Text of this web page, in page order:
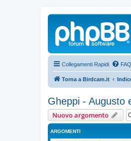
Collegamenti Rapidi FAQ
Torna a Birdcam.it
Gheppi - Augusto
Nuovo argomento
ARGOMENTI